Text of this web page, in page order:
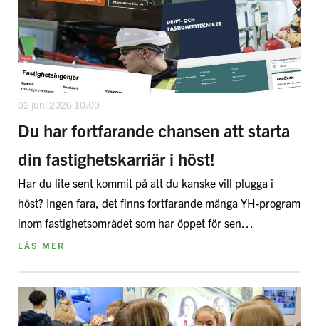
02 juni 2026 10:00
Du har fortfarande chansen att starta
din fastighetskarriär i höst!
Har du lite sent kommit på att du kanske vill plugga i
höst? Ingen fara, det finns fortfarande många YH-program
inom fastighetsområdet som har öppet för sen…
LÄS MER